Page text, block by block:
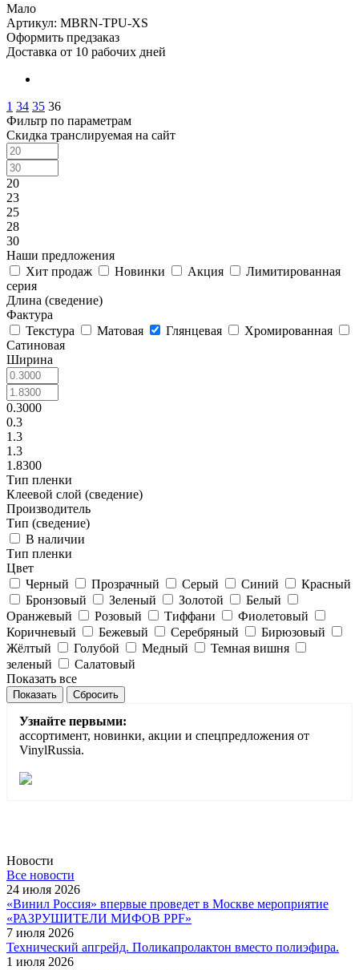
Мало
Артикул: MBRN-TPU-XS
Оформить предзаказ
Доставка от 10 рабочих дней
1 34 35 36
Фильтр по параметрам
Скидка транслируемая на сайт
20
23
25
28
30
Наши предложения
Хит продаж
Новинки Акция
Лимитированная
серия
Длина (сведение)
Фактура
Текстура
Матовая Глянцевая
Хромированная
Сатиновая
Ширина
0.3000
0.3
1.3
1.3
1.8300
Тип пленки
Клеевой слой (сведение)
Производитель
Тип (сведение)
В наличии
Тип пленки
Цвет
Черный
Прозрачный Серый Синий
Красный
Бронзовый
Зеленый Золотой
Белый
Оранжевый
Розовый Тиффани
Фиолетовый
Коричневый
Бежевый Серебряный
Бирюзовый
Жёлтый
Голубой Медный
Темная вишня
зеленый
Салатовый
Показать все
Сбросить
Узнайте первыми:
ассортимент, новинки, акции и спецпредложения от
VinylRussia.
Новости
Все новости
24 июля 2026
«Винил Россия» впервые проведет в Москве мероприятие
«РАЗРУШИТЕЛИ МИФОВ PPF»
7 июля 2026
Технический апгрейд. Поликапролактон вместо полиэфира.
1 июля 2026